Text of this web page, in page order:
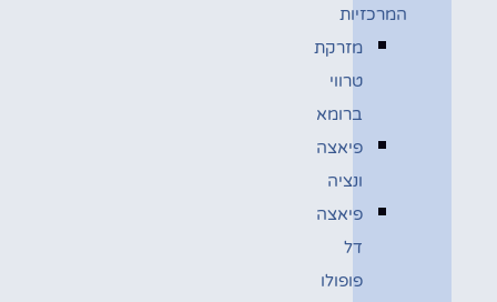
המרכזיות
מזרקת
טרווי
ברומא
פיאצה
ונציה
פיאצה
דל
פופולו